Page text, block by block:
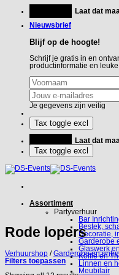
inhoud
Laat dat
Nieuwsbrief
Blijf op de hoogte!
Schrijf je gratis in en
productinformatie en
Je gegevens zijn veilig
Laat dat
Assortiment
Partyverhuur
Bar
Bestek,
Decoratie,
Garderobe
Glaswerk
Koffie en
Linnen en
Meubilair
Rode lopers
Verhuurshop / Garderobe en
Filters toepassen